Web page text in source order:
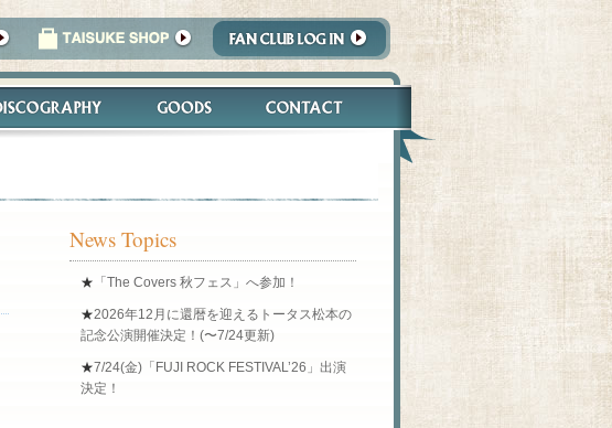
News Topics
★ 「The Covers 秋フェス」へ参加！
★2026年12月に還暦を迎えるトータス松本の
記念公演開催決定！(〜7/24更新)
★7/24(金)「FUJI ROCK FESTIVAL’26」出演
決定！